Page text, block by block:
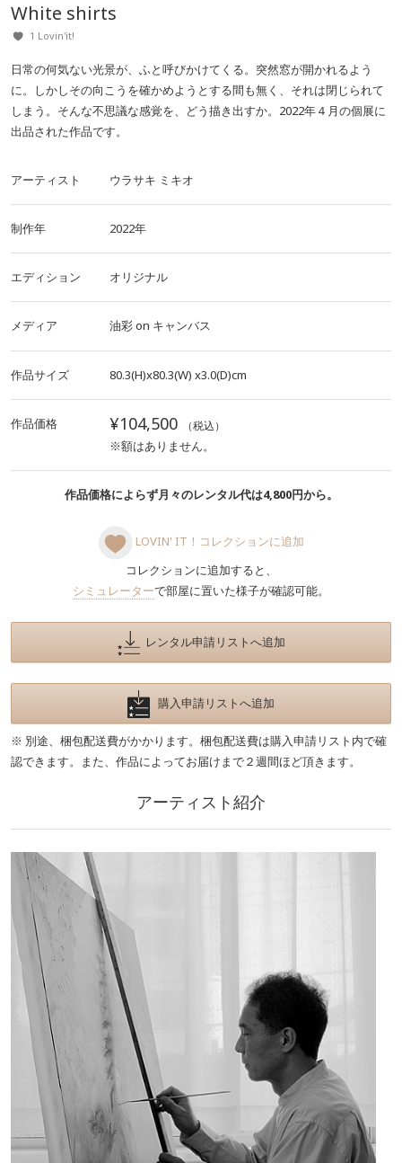
White shirts
1 Lovin'it!
日常の何気ない光景が、ふと呼びかけてくる。突然窓が開かれるよう
に。しかしその向こうを確かめようとする間も無く、それは閉じられて
しまう。そんな不思議な感覚を、どう描き出すか。2022年４月の個展に
出品された作品です。
アーティスト ウラサキ ミキオ
制作年 2022年
エディション オリジナル
メディア 油彩on キャンバス
作品サイズ 80.3(H)x80.3(W) x3.0(D)cm
作品価格 ¥104,500 （税込）
※額はありません。
作品価格によらず月々のレンタル代は4,800円から。
LOVIN' IT！コレクションに追加
コレクションに追加すると、
シミュレーターで部屋に置いた様子が確認可能。
レンタル申請リストへ追加
購入申請リストへ追加
※ 別途、梱包配送費がかかります。梱包配送費は購入申請リスト内で確
認できます。また、作品によってお届けまで２週間ほど頂きます。
アーティスト紹介